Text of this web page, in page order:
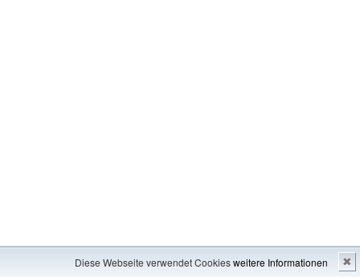
Diese Webseite verwendet Cookiesweitere Informationen ✖
Impressum---Inhaltsverzeichnis